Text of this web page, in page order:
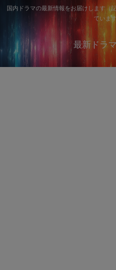
国内ドラマの最新情報をお届けします（
ています
最新ドラ